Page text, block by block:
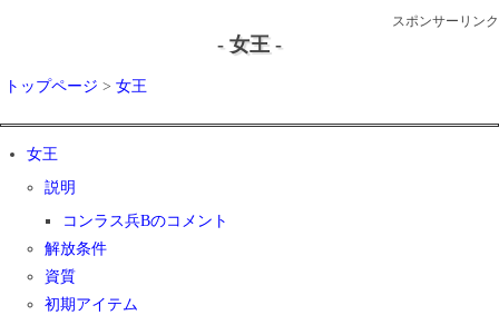
スポンサーリンク
- 女王 -
トップページ > 女王
女王
説明
コンラス兵Bのコメント
解放条件
資質
初期アイテム